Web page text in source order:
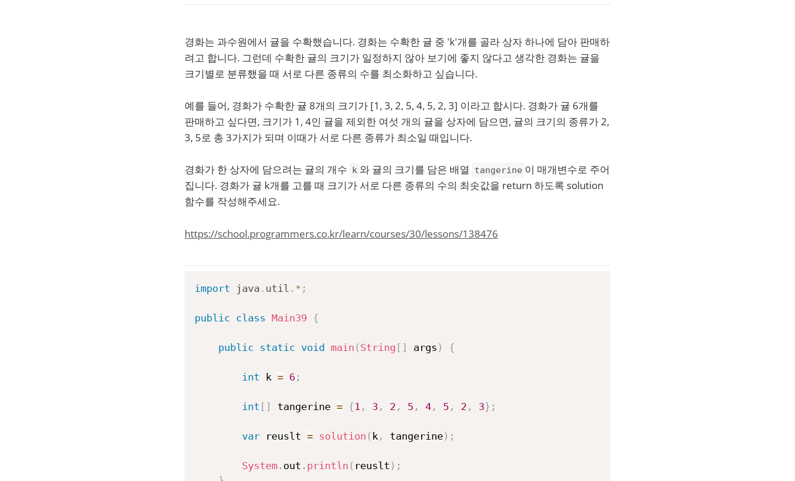
경화는 과수원에서 귤을 수확했습니다. 경화는 수확한 귤 중 'k'개를 골라 상자 하나에 담아 판매하
려고 합니다. 그런데 수확한 귤의 크기가 일정하지 않아 보기에 좋지 않다고 생각한 경화는 귤을
크기별로 분류했을 때 서로 다른 종류의 수를 최소화하고 싶습니다.
예를 들어, 경화가 수확한 귤 8개의 크기가 [1, 3, 2, 5, 4, 5, 2, 3] 이라고 합시다. 경화가 귤 6개를
판매하고 싶다면, 크기가 1, 4인 귤을 제외한 여섯 개의 귤을 상자에 담으면, 귤의 크기의 종류가 2,
3, 5로 총 3가지가 되며 이때가 서로 다른 종류가 최소일 때입니다.
경화가 한 상자에 담으려는 귤의 개수 k 와 귤의 크기를 담은 배열 tangerine 이 매개변수로 주어
집니다. 경화가 귤 k개를 고를 때 크기가 서로 다른 종류의 수의 최솟값을 return 하도록 solution
함수를 작성해주세요.
https://school.programmers.co.kr/learn/courses/30/lessons/138476
import java . util . * ;
public class Main39 {
public static void main ( String [ ] args ) {
int k = 6 ;
int [ ] tangerine = {1 , 3 , 2 , 5 , 4 , 5 , 2 , 3} ;
var reuslt = solution ( k , tangerine) ;
System . out . println ( reuslt ) ;